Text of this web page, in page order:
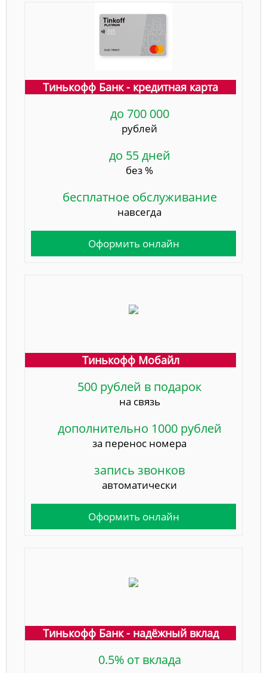
Тинькофф Банк - кредитная карта
до 700 000
рублей
до 55 дней
без %
бесплатное обслуживание
навсегда
Оформить онлайн
Тинькофф Мобайл
500 рублей в подарок
на связь
дополнительно 1000 рублей
за перенос номера
запись звонков
автоматически
Оформить онлайн
Тинькофф Банк - надёжный вклад
0.5% от вклада